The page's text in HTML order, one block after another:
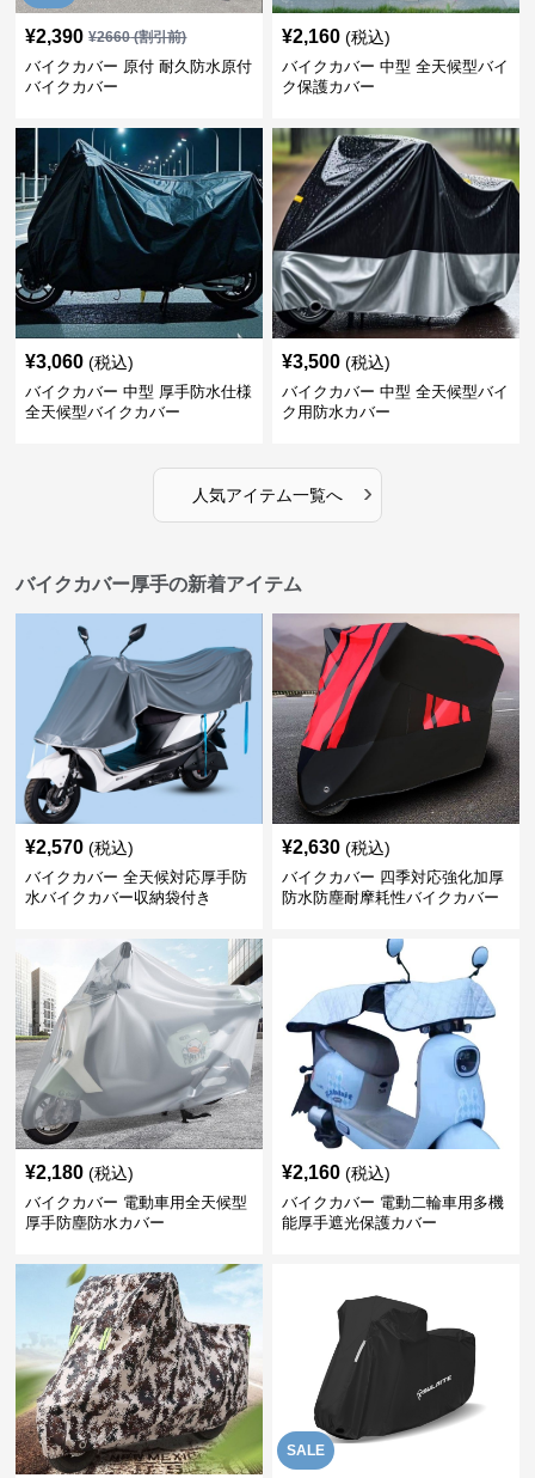
¥2,390 ¥2660(割引前)
バイクカバー 原付 耐久防水原付
バイクカバー
¥2,160 (税込)
バイクカバー 中型 全天候型バイ
ク保護カバー
¥3,060 (税込)
バイクカバー 中型 厚手防水仕様
全天候型バイクカバー
¥3,500 (税込)
バイクカバー 中型 全天候型バイ
ク用防水カバー
人気アイテム一覧へ ›
バイクカバー厚手の新着アイテム
¥2,570 (税込)
バイクカバー 全天候対応厚手防
水バイクカバー収納袋付き
¥2,630 (税込)
バイクカバー 四季対応強化加厚
防水防塵耐摩耗性バイクカバー
¥2,180 (税込)
バイクカバー 電動車用全天候型
厚手防塵防水カバー
¥2,160 (税込)
バイクカバー 電動二輪車用多機
能厚手遮光保護カバー
SALE